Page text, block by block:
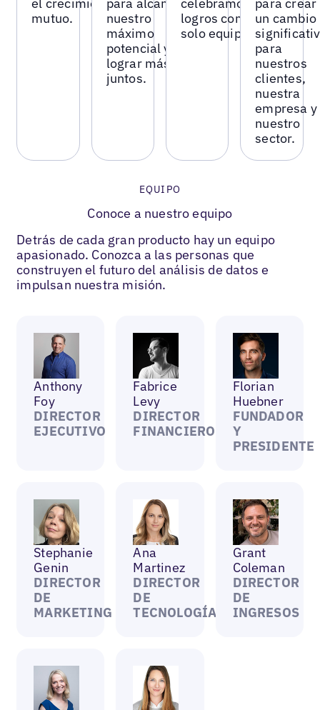
mutuo.
nuestro
máximo
potencial y
lograr más
juntos.
logros como un
solo equipo.
un cambio
para
nuestros
clientes,
nuestra
empresa y
nuestro
sector.
EQUIPO
Conoce a nuestro equipo
Detrás de cada gran producto hay un equipo
apasionado. Conozca a las personas que
construyen el futuro del análisis de datos e
impulsan nuestra misión.
Anthony
Foy
DIRECTOR
EJECUTIVO
Fabrice
Levy
DIRECTOR
FINANCIERO
Florian
Huebner
FUNDADOR
Y
PRESIDENTE
Stephanie
Genin
DIRECTOR
DE
MARKETING
Ana
Martinez
DIRECTOR
DE
TECNOLOGÍA
Grant
Coleman
DIRECTOR
DE
INGRESOS